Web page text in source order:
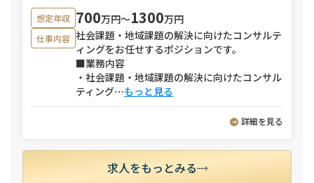
想定年収 700万円〜1300万円
仕事内容 社会課題・地域課題の解決に向けたコンサルテ
ィングをお任せするポジションです。
■業務内容
・社会課題・地域課題の解決に向けたコンサル
ティング⋯もっと見る
詳細を見る
求人をもっとみる